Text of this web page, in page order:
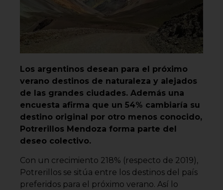
Los argentinos desean para el próximo
verano destinos de naturaleza y alejados
de las grandes ciudades. Además una
encuesta afirma que un 54% cambiaría su
destino original por otro menos conocido,
Potrerillos Mendoza forma parte del
deseo colectivo.
Con un crecimiento 218% (respecto de 2019),
Potrerillos se sitúa entre los destinos del país
preferidos para el próximo verano. Así lo